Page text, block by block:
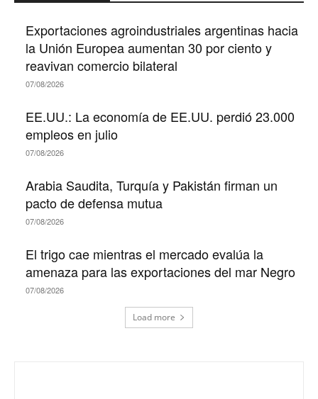
Exportaciones agroindustriales argentinas hacia
la Unión Europea aumentan 30 por ciento y
reavivan comercio bilateral
07/08/2026
EE.UU.: La economía de EE.UU. perdió 23.000
empleos en julio
07/08/2026
Arabia Saudita, Turquía y Pakistán firman un
pacto de defensa mutua
07/08/2026
El trigo cae mientras el mercado evalúa la
amenaza para las exportaciones del mar Negro
07/08/2026
Load more